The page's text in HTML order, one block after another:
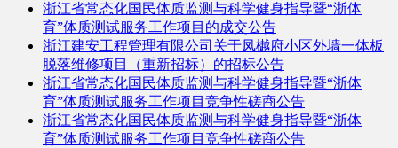
浙江省常态化国民体质监测与科学健身指导暨“浙体
育”体质测试服务工作项目的成交公告
浙江建安工程管理有限公司关于凤樾府小区外墙一体板
脱落维修项目（重新招标）的招标公告
浙江省常态化国民体质监测与科学健身指导暨“浙体
育”体质测试服务工作项目竞争性磋商公告
浙江省常态化国民体质监测与科学健身指导暨“浙体
育”体质测试服务工作项目竞争性磋商公告